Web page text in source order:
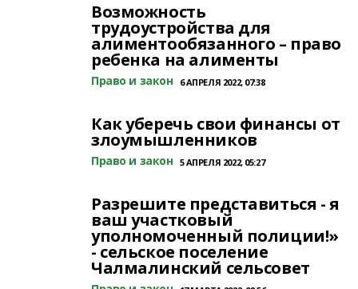
Возможность
трудоустройства для
алиментообязанного – право
ребенка на алименты
Право и закон 6 АПРЕЛЯ 2022, 07:38
Как уберечь свои финансы от
злоумышленников
Право и закон 5 АПРЕЛЯ 2022, 05:27
Разрешите представиться - я
ваш участковый
уполномоченный полиции!»
- сельское поселение
Чалмалинский сельсовет